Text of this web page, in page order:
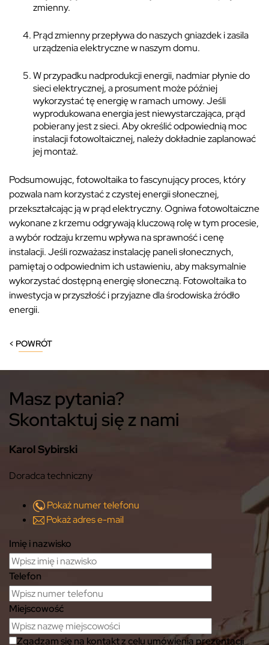
zmienny.
Prąd zmienny przepływa do naszych gniazdek i zasila
urządzenia elektryczne w naszym domu.
W przypadku nadprodukcji energii, nadmiar płynie do
sieci elektrycznej, a prosument może później
wykorzystać tę energię w ramach umowy. Jeśli
wyprodukowana energia jest niewystarczająca, prąd
pobierany jest z sieci. Aby określić odpowiednią moc
instalacji fotowoltaicznej, należy dokładnie zaplanować
jej montaż.
Podsumowując, fotowoltaika to fascynujący proces, który
pozwala nam korzystać z czystej energii słonecznej,
przekształcając ją w prąd elektryczny. Ogniwa fotowoltaiczne
wykonane z krzemu odgrywają kluczową rolę w tym procesie,
a wybór rodzaju krzemu wpływa na sprawność i cenę
instalacji. Jeśli rozważasz instalację paneli słonecznych,
pamiętaj o odpowiednim ich ustawieniu, aby maksymalnie
wykorzystać dostępną energię słoneczną. Fotowoltaika to
inwestycja w przyszłość i przyjazne dla środowiska źródło
energii.
< POWRÓT
Masz pytania?
Skontaktuj się z nami
Karol Sybirski
Doradca techniczny
Pokaż numer telefonu
Pokaż adres e-mail
Imię i nazwisko
Telefon
Miejscowość
Zgadzam się na kontakt z celu umówienia prezentacji